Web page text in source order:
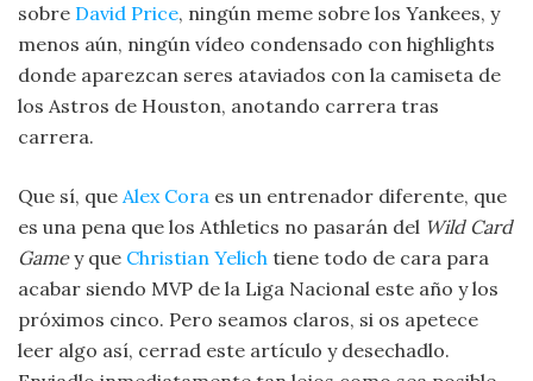
sobre David Price, ningún meme sobre los Yankees, y
menos aún, ningún vídeo condensado con highlights
donde aparezcan seres ataviados con la camiseta de
los Astros de Houston, anotando carrera tras
carrera.
Que sí, que Alex Cora es un entrenador diferente, que
es una pena que los Athletics no pasarán del Wild Card
Gamey que Christian Yelich tiene todo de cara para
acabar siendo MVP de la Liga Nacional este año y los
próximos cinco. Pero seamos claros, si os apetece
leer algo así, cerrad este artículo y desechadlo.